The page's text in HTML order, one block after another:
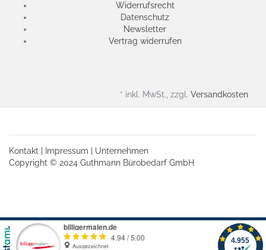
Widerrufsrecht
Datenschutz
Newsletter
Vertrag widerrufen
* inkl. MwSt., zzgl. Versandkosten
Kontakt Impressum
Unternehmen
Copyright © 2024 Guthmann Bürobedarf GmbH